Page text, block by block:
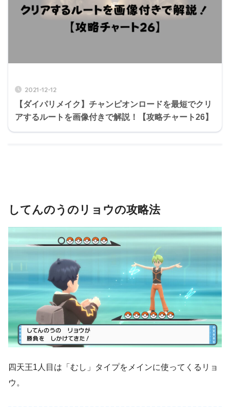
2021-12-12
【ダイパリメイク】チャンピオンロードを最短でクリ
アするルートを画像付きで解説！【攻略チャート26】
してんのうのリョウの攻略法
四天王1人目は「むし」タイプをメインに使ってくるリョ
ウ。